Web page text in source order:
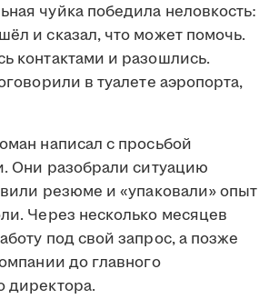
чуйка победила неловкость:
и сказал, что может помочь.
контактами и разошлись.
в туалете аэропорта,
написал с просьбой
Они разобрали ситуацию
резюме и «упаковали» опыт
Через несколько месяцев
под свой запрос, а позже
до главного
директора.